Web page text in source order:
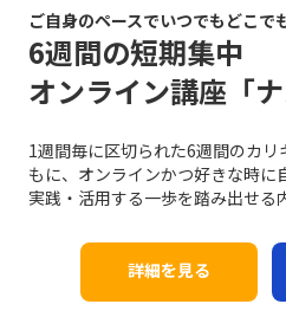
多くのビジネスシーンで応用可
ことで、業務効率やチームの生
す。経験に基づく実践例を参考
法を柔軟に取り入れる姿勢が求められ
は、単なる一方的な問題ではな
報伝達の不備、さらには思考の
現象です。特に「仕事で話が噛
す。まず、会議や打ち合わせの
具体的な言葉選び、相手の理解
められます。次に、必要に応じ
も多い一方で、相手の感情に寄
す。論理だけでは伝え切れない
が不足していると、相手の共感
結果的に意思疎通がうまくいか
力」の現場においては、感情表
を取るための訓練が不可欠です。 さらに、目的意識の
にも注意が必要です。コミュニ
手段です。目的が明確でないま
テクニックを駆使しても、受信
が伝わらず、業務上の成果に結
や宣伝方法とは一線を画す新た
ています。このように、レッド
ては、伝統的な戦略と最新のテ
とで、競争優位性を確保する必要があ
ける成功事例と失敗事例 現実のビジネスシーンにおいて、
たります。成功した企業は、明
化、そして徹底したコスト管理
ば、コカ・コーラは新市場とし
基づく戦略展開により、短期間
しました。また、トヨタ自動車
リア上の成長機会や重要なチャ
がります。そのため、先延ばし
留まらず、社会人としての基礎
な問題と言えます。 ここで特
いるという点です。完璧主義者
待ってから行動するため、結果
延ばしにされる傾向があります
果として問題が先送りされる原
理的要因への正しいアプローチ
改善」は達成しにくいと言える
ご自身のペースでいつでもどこで
6週間の短期集中
オンライン講座「ナ
1週間毎に区切られた6週間のカ
もに、オンラインかつ好きな時に
実践・活用する一歩を踏み出せる
詳細を見る